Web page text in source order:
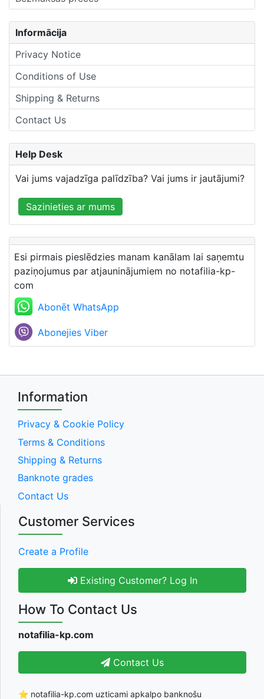
Informācija
Privacy Notice
Conditions of Use
Shipping & Returns
Contact Us
Help Desk
Vai jums vajadzīga palīdzība? Vai jums ir jautājumi?
Sazinieties ar mums
Esi pirmais pieslēdzies manam kanālam lai saņemtu
paziņojumus par atjauninājumiem no notafilia-kp-
com
Abonēt WhatsApp
Abonejies Viber
Information
Privacy & Cookie Policy
Terms & Conditions
Shipping & Returns
Banknote grades
Contact Us
Customer Services
Create a Profile
Existing Customer? Log In
How To Contact Us
notafilia-kp.com
Contact Us
⭐ notafilia-kp.com uzticami apkalpo banknošu